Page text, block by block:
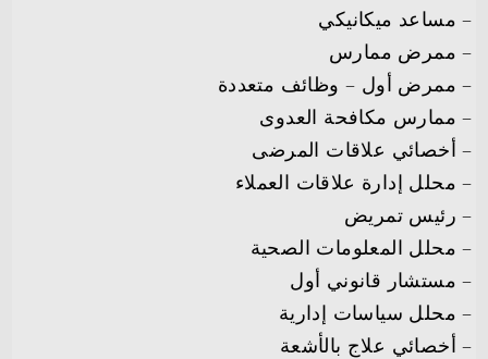
– مساعد ميكانيكي
– ممرض ممارس
– ممرض أول – وظائف متعددة
– ممارس مكافحة العدوى
– أخصائي علاقات المرضى
– محلل إدارة علاقات العملاء
– رئيس تمريض
– محلل المعلومات الصحية
– مستشار قانوني أول
– محلل سياسات إدارية
– أخصائي علاج بالأشعة